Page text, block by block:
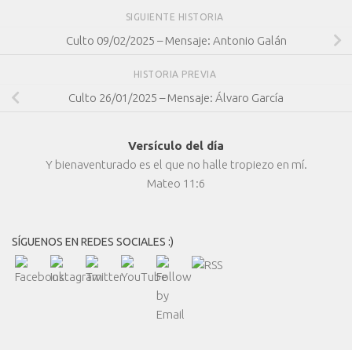
SIGUIENTE HISTORIA
Culto 09/02/2025 – Mensaje: Antonio Galán
HISTORIA PREVIA
Culto 26/01/2025 – Mensaje: Álvaro García
Versículo del día
Y bienaventurado es el que no halle tropiezo en mí.
Mateo 11:6
SÍGUENOS EN REDES SOCIALES :)